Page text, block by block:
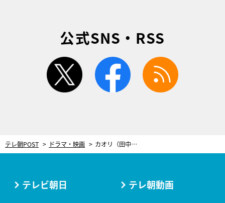
公式SNS・RSS
twitter facebook
テレ朝POST ドラマ・映画 カオリ（田中みな実）がいたら…『Destiny』第8話の赤裸々な女子トークに「ボロボロに泣いてる」
テレビ朝日 テレ朝動画